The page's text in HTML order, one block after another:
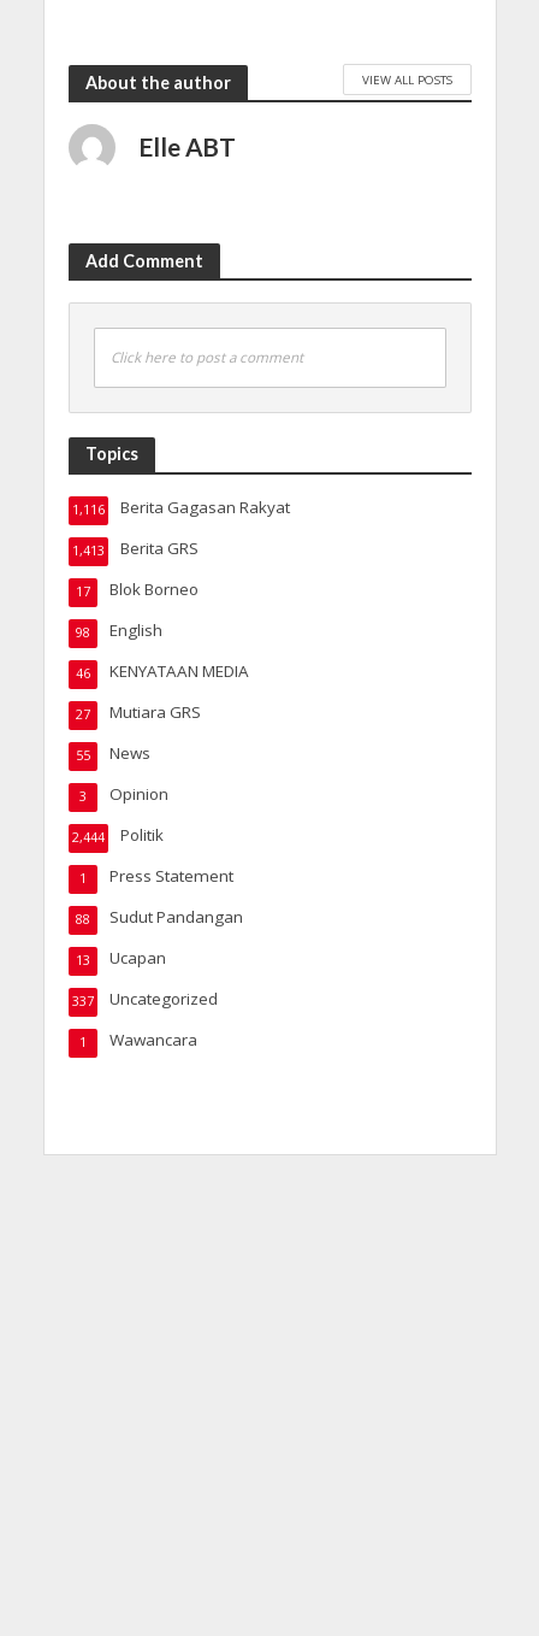
About the author VIEW ALL POSTS
Elle ABT
Add Comment
Click here to post a comment
Topics
Berita Gagasan Rakyat
1,116
Berita GRS
1,413
Blok Borneo
17
English
98
KENYATAAN MEDIA
46
Mutiara GRS
27
News
55
Opinion
3
Politik
2,444
Press Statement
1
Sudut Pandangan
88
Ucapan
13
Uncategorized
337
Wawancara
1